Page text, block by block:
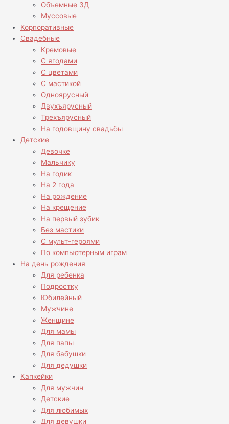
Объемные 3Д
Муссовые
Корпоративные
Свадебные
Кремовые
С ягодами
С цветами
С мастикой
Одноярусный
Двухъярусный
Трехъярусный
На годовщину свадьбы
Детские
Девочке
Мальчику
На годик
На 2 года
На рождение
На крещение
На первый зубик
Без мастики
С мульт-героями
По компьютерным играм
На день рождения
Для ребенка
Подростку
Юбилейный
Мужчине
Женщине
Для мамы
Для папы
Для бабушки
Для дедушки
Капкейки
Для мужчин
Детские
Для любимых
Для девушки